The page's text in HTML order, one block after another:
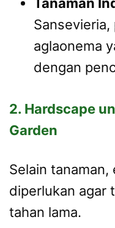
Sansevieria,
aglaonema
dengan
2. Hardscape
Garden
Selain
diperlukan agar
tahan lama.